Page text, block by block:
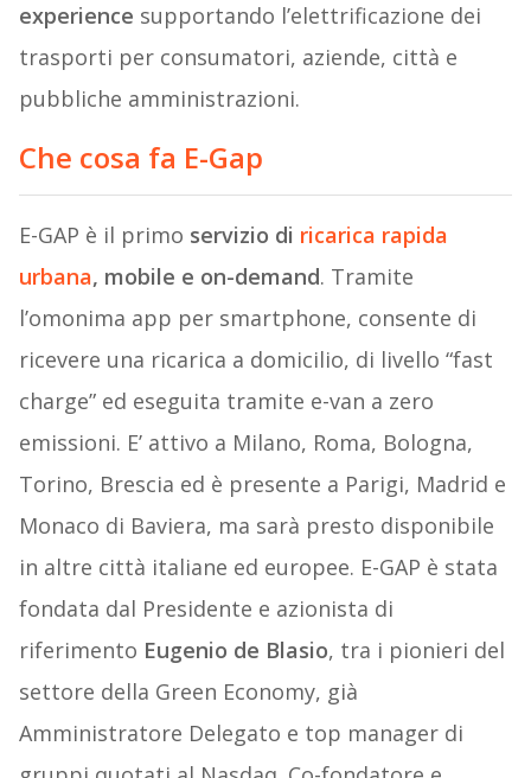
experience supportando l’elettrificazione dei
trasporti per consumatori, aziende, città e
pubbliche amministrazioni.
Che cosa fa E-Gap
E-GAP è il primo servizio di ricarica rapida
urbana, mobile e on-demand. Tramite
l’omonima app per smartphone, consente di
ricevere una ricarica a domicilio, di livello “fast
charge” ed eseguita tramite e-van a zero
emissioni. E’ attivo a Milano, Roma, Bologna,
Torino, Brescia ed è presente a Parigi, Madrid e
Monaco di Baviera, ma sarà presto disponibile
in altre città italiane ed europee. E-GAP è stata
fondata dal Presidente e azionista di
riferimento Eugenio de Blasio, tra i pionieri del
settore della Green Economy, già
Amministratore Delegato e top manager di